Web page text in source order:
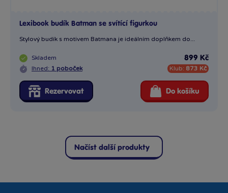
Lexibook budík Batman se svítící figurkou
Stylový budík s motivem Batmana je ideálním doplňkem do...
Skladem
Ihned: 1 poboček
899 Kč
Klub: 873 Kč
Rezervovat Do košíku
Načíst další produkty